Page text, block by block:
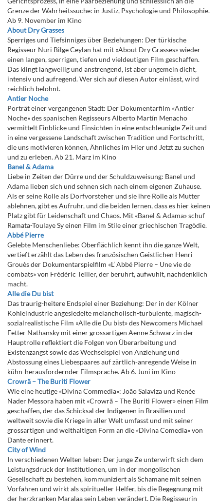
Grenze der Wahrheitssuche: in Justiz, Psychologie und Philosophie.
Ab 9. November im Kino
About Dry Grasses
Sperriges und Tiefsinniges über Beziehungen: Der türkische
Regisseur Nuri Bilge Ceylan hat mit «About Dry Grasses» wieder
einen langen, sperrigen, tiefen und vieldeutigen Film geschaffen.
Das klingt langweilig und anstrengend, ist aber ungemein dicht,
intensiv und aufregend. Wer sich auf diesen Autor einlässt, wird
reichlich belohnt.
Antier Noche
Porträt einer vergangenen Stadt: Der Dokumentarfilm «Antier
Noche» des spanischen Regisseurs Alberto Martín Menacho
vermittelt Einblicke und Einsichten in eine entschleunigte Zeit und
in eine vergessene Landschaft zwischen Tradition und Fortschritt,
die uns motivieren können, Ähnliches im Hier und Jetzt zu suchen
und zu erleben. Ab 21. März im Kino
Banel & Adama
Liebe in Zeiten der Dürre und der Schuldzuweisung: Banel und
Adama lieben sich und sehnen sich nach einem eigenen Zuhause.
Als er seine Rolle als Dorfvorsteher und sie ihre Rolle als Mutter
ablehnen, gibt es Aufruhr, und die beiden lernen, dass es hier keinen
Platz gibt für Leidenschaft und Chaos. Mit «Banel & Adama» schuf
Ramata-Toulaye Sy einen Film im Stile einer griechischen Tragödie.
Abbé Pierre
Gelebte Menschenliebe: Oberflächlich kennt ihn die ganze Welt,
vertieft erzählt das Leben des französischen Geistlichen Henri
Grouès der Dokumentarspielfilm «L’ Abbé Pierre – Une vie de
combats» von Frédéric Tellier, der berührt, aufwühlt, nachdenklich
macht.
Alle die Du bist
Das traurig-heitere Endspiel einer Beziehung: Der in der Kölner
Kohleindustrie angesiedelte melancholisch-turbulente, magisch-
sozialrealistische Film «Alle die Du bist» des Newcomers Michael
Fetter Nathansky mit einer grossartigen Aenne Schwarz in der
Hauptrolle reflektiert die Folgen von Überarbeitung und
Existenzangst sowie das Wechselspiel von Anziehung und
Abstossung eines Liebespaares auf zärtlich-anregende Weise in
kühn-herausfordernder Filmsprache. Ab 6. Juni im Kino
Crowrã – The Buriti Flower
Wie eine heutige «Divina Commedia»: João Salaviza und Renée
Nader Messora haben mit «Crowrã – The Buriti Flower» einen Film
geschaffen, der das Schicksal der Indigenen in Brasilien und
weltweit sowie die Kriege in aller Welt umfasst und mit seiner
grossartigen und welthaltigen Form an die «Divina Comedia» von
Dante erinnert.
City of Wind
In verschiedenen Welten leben: Der junge Ze unterwirft sich dem
Leistungsdruck der Institutionen, um in der mongolischen
Gesellschaft zu bestehen, kommuniziert als Schamane mit seinen
Vorfahren und wirkt als spiritueller Helfer, bis die Begegnung mit
der herzkranken Maralaa sein Leben verändert. Die Regisseurin